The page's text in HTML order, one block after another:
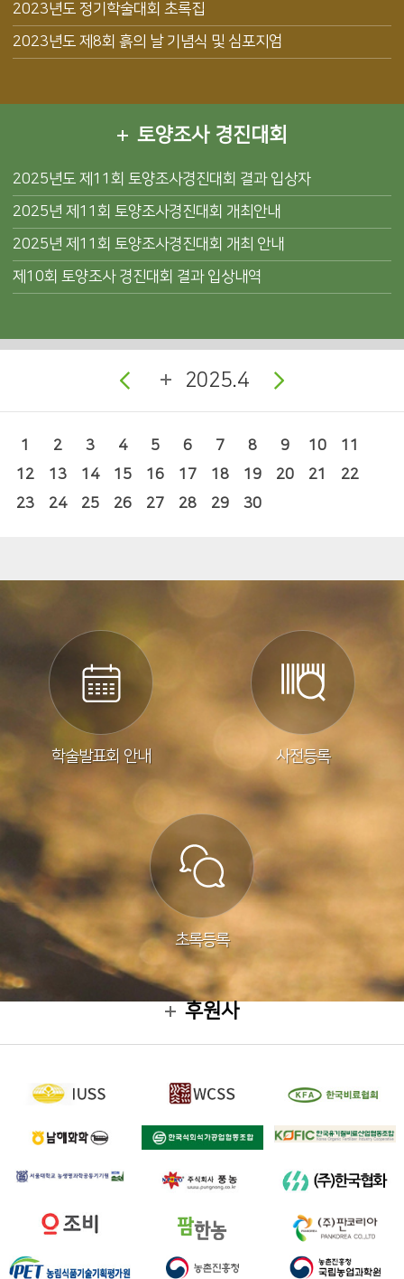
2023년도 정기학술대회 초록집
2023년도 제8회 흙의 날 기념식 및 심포지엄
토양조사 경진대회
2025년도 제11회 토양조사경진대회 결과 입상자
2025년 제11회 토양조사경진대회 개최안내
2025년 제11회 토양조사경진대회 개최 안내
제10회 토양조사 경진대회 결과 입상내역
2025.4
1 2 3 4 5 6 7 8 9 10
11
12
13 14 15 16 17 18 19 20 21
22
23
24 25 26 27 28 29 30
학술발표회 안내 사전등록
초록등록
후원사